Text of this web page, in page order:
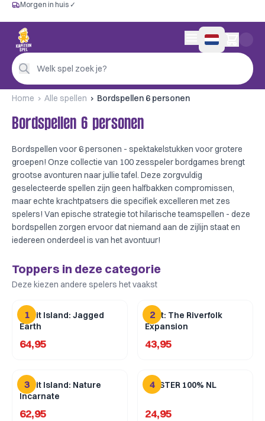
Gratis vanaf €60
Morgen in huis ✓
Persoonlijk advies
4,9/5 —
Morgen in huis ✓
Welk spel zoek je?
0 artikelen in
Home Alle spellen Bordspellen 6 personen
Bordspellen 6 personen
Bordspellen voor 6 personen - spektakelstukken voor grotere
groepen! Onze collectie van 100 zesspeler bordgames brengt
grootse avonturen naar jullie tafel. Deze zorgvuldig
geselecteerde spellen zijn geen halfbakken compromissen,
maar echte krachtpatsers die specifiek excelleren met zes
spelers! Van epische strategie tot hilarische teamspellen - deze
bordspellen zorgen ervoor dat niemand aan de zijlijn staat en
iedereen onderdeel is van het avontuur!
Toppers in deze categorie
Deze kiezen andere spelers het vaakst
1
Spirit Island: Jagged
Earth
64,95
2
Root: The Riverfolk
Expansion
43,95
3
Spirit Island: Nature
Incarnate
62,95
4
HITSTER 100% NL
24,95